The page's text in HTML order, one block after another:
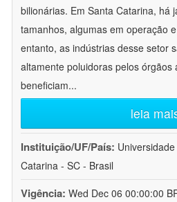
bilionárias. Em Santa Catarina, há
tamanhos, algumas em operação
entanto, as indústrias desse setor
altamente poluidoras pelos órgãos
beneficiam...
leia
Instituição/UF/País:
Catarina - SC - Brasil
Vigência: Wed Dec 06 00:00:00